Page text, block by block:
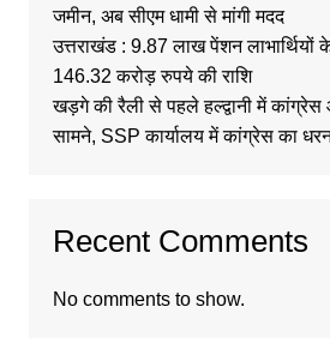
जमीन, अब सीएम धामी से मांगी मदद
उत्तराखंड : 9.87 लाख पेंशन लाभार्थियों
146.32 करोड़ रुपये की राशि
खड़गे की रैली से पहले हल्द्वानी में
सामने, SSP कार्यालय में कांग्रेस का
Recent Comments
No comments to show.